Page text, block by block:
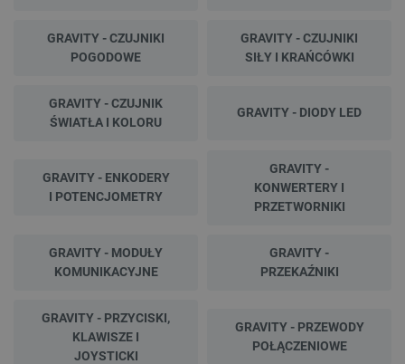
GRAVITY - CZUJNIKI
POGODOWE
GRAVITY - CZUJNIKI
SIŁY I KRAŃCÓWKI
GRAVITY - CZUJNIK
ŚWIATŁA I KOLORU
GRAVITY - DIODY LED
GRAVITY - ENKODERY
I POTENCJOMETRY
GRAVITY -
KONWERTERY I
PRZETWORNIKI
GRAVITY - MODUŁY
KOMUNIKACYJNE
GRAVITY -
PRZEKAŹNIKI
GRAVITY - PRZYCISKI,
KLAWISZE I
JOYSTICKI
GRAVITY - PRZEWODY
POŁĄCZENIOWE